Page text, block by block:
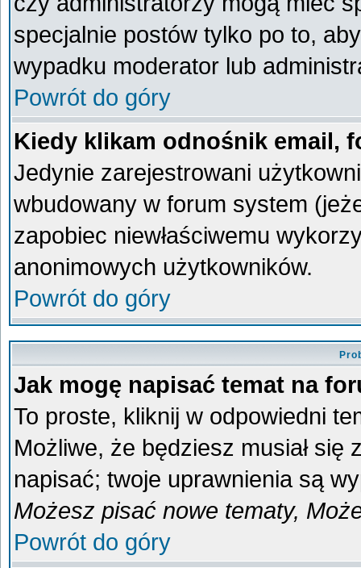
specjalnie postów tylko po to,
wypadku moderator lub
Powrót do góry
Kiedy klikam odnośnik email,
Jedynie zarejestrowani
wbudowany w forum system
zapobiec niewłaściwemu
anonimowych użytkowników.
Powrót do góry
Jak mogę napisać temat na
To proste, kliknij w odpowiedni
Możliwe, że będziesz musiał się
napisać; twoje uprawnienia są
Możesz pisać nowe tematy,
Powrót do góry